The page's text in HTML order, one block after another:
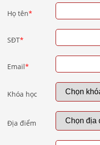
Họ tên*
SĐT*
Email*
Khóa học
Địa điểm